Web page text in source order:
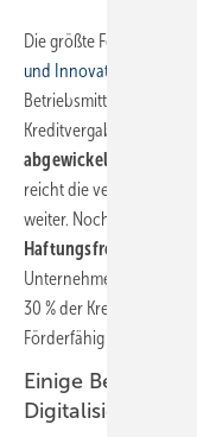
Die größte Förderbank
und Innovationskredit
Betriebsmittel. Die
Kreditvergaben werden
abgewickelt.
reicht die vergünstigten
weiter. Noch
Haftungsfreistellung in
Unternehmen haftet
30 % der Kreditsumme
Förderfähig sind KMU
Einige Beispiele